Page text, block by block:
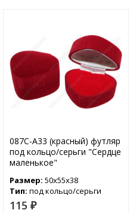
087С-А33 (красный) футляр
под кольцо/серьги "Сердце
маленькое"
Размер: 50х55х38
Тип: под кольцо/серьги
115 ₽